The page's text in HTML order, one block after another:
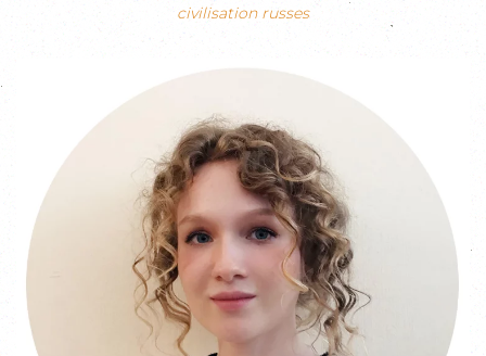
civilisation russes